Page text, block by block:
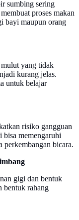
sumbing sering
proses makan
bayi maupun orang
yang tidak
kurang jelas.
untuk belajar
risiko gangguan
memengaruhi
perkembangan bicara.
gigi dan bentuk
bentuk rahang